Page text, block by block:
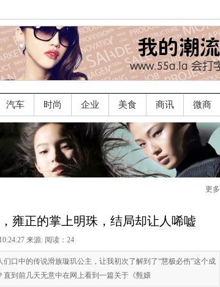
汽车 时尚 企业 美食 商讯 微商
更多
雍正的掌上明珠，结局却让人唏嘘
来源: 阅读：24
口中的传说滑族璇玑公主，让我初次了解到了“慧极必伤”这个成
到前几天无意中在网上看到一篇关于《甄嬛